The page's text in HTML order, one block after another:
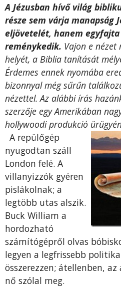
A Jézusban hívő világ
része sem várja manapság
eljövetelét, hanem
reménykedik. Vajon e nézet
helyét, a Biblia tanítását
Érdemes ennek nyomába
bizonnyal még sűrűn
nézettel. Az alábbi írás
szerzője egy Amerikában
hollywoodi produkció
A repülőgép
nyugodtan száll
London felé. A
villanyizzók gyéren
pislákolnak; a
legtöbb utas alszik.
Buck William a
hordozható
számítógépről olvas
legyen a legfrissebb
összerezzen; átellenben,
nő szólal meg.